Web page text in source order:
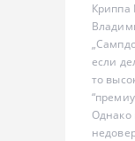
Криппа
если
то
Однако